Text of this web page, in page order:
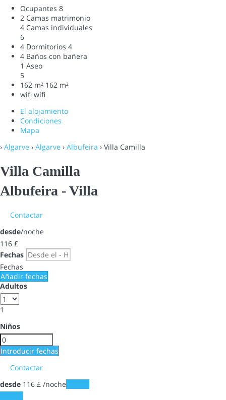
Ocupantes 8
2 Camas matrimonio
4 Camas individuales
6
4 Dormitorios 4
4 Baños con bañera
1 Aseo
5
162 m² 162 m²
wifi wifi
El alojamiento
Condiciones
Mapa
› Algarve › Algarve › Albufeira › Villa Camilla
Villa Camilla
Albufeira -Villa
Contactar
desde/noche
116 £
Fechas
Fechas
Añadir fechas
Adultos
1
Niños
Introducir fechas
Contactar
desde 116 £ /noche